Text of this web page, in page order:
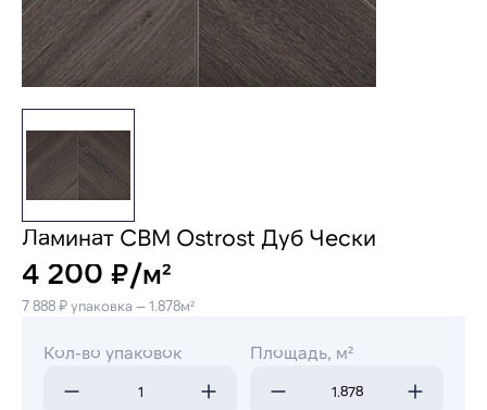
Ламинат CBM Ostrost Дуб Чески
4 200 ₽/м²
7 888 ₽ упаковка — 1.878м²
Кол-во упаковок Площадь, м²